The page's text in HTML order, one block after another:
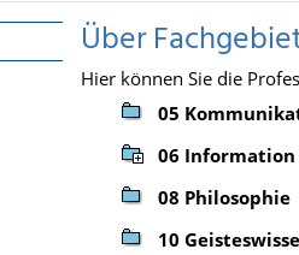
Über
Hier können Sie die
05
06
08 Philosophie
10